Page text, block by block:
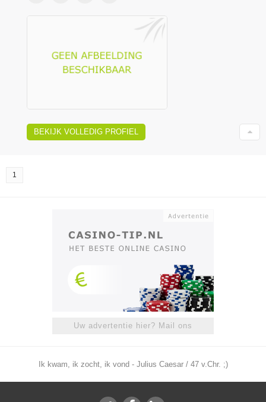
BEKIJK VOLLEDIG PROFIEL
1
Uw advertentie hier? Mail ons
Ik kwam, ik zocht, ik vond - Julius Caesar / 47 v.Chr. ;)